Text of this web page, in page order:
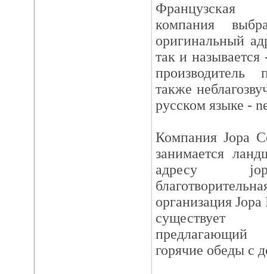
Французская
компания
оригинальный
так и
производитель
также
русском языке -
Компания Jopa
занимается
адресу
организация
существует
предлагающий
горячие обеды с